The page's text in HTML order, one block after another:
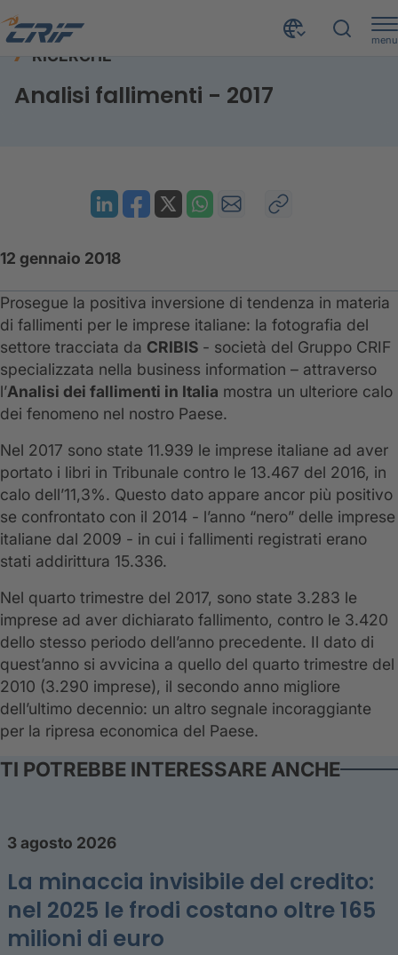
menu
Home Risorse
RICERCHE
Analisi fallimenti - 2017
12 gennaio 2018
Prosegue la positiva inversione di tendenza in materia
di fallimenti per le imprese italiane: la fotografia del
settore tracciata da CRIBIS - società del Gruppo CRIF
specializzata nella business information – attraverso
l’Analisi dei fallimenti in Italia mostra un ulteriore calo
dei fenomeno nel nostro Paese.
Nel 2017 sono state 11.939 le imprese italiane ad aver
portato i libri in Tribunale contro le 13.467 del 2016, in
calo dell’11,3%. Questo dato appare ancor più positivo
se confrontato con il 2014 - l’anno “nero” delle imprese
italiane dal 2009 - in cui i fallimenti registrati erano
stati addirittura 15.336.
Nel quarto trimestre del 2017, sono state 3.283 le
imprese ad aver dichiarato fallimento, contro le 3.420
dello stesso periodo dell’anno precedente. Il dato di
quest’anno si avvicina a quello del quarto trimestre del
2010 (3.290 imprese), il secondo anno migliore
dell’ultimo decennio: un altro segnale incoraggiante
per la ripresa economica del Paese.
TI POTREBBE INTERESSARE ANCHE
3 agosto 2026
La minaccia invisibile del credito:
nel 2025 le frodi costano oltre 165
milioni di euro